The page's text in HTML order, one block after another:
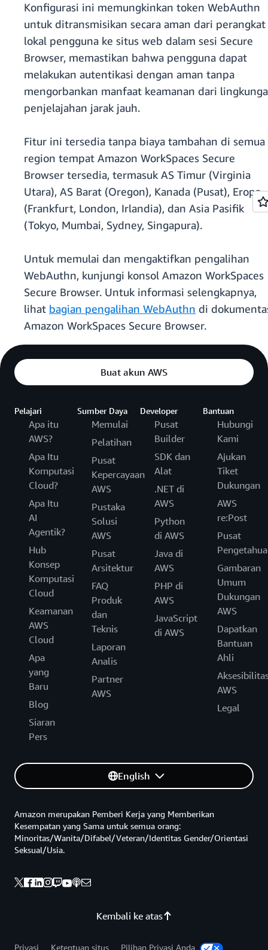
Konfigurasi ini memungkinkan token WebAuthn
untuk ditransmisikan secara aman dari perangkat
lokal pengguna ke situs web dalam sesi Secure
Browser, memastikan bahwa pengguna dapat
melakukan autentikasi dengan aman tanpa
mengorbankan manfaat keamanan dari
penjelajahan jarak jauh.
Fitur ini tersedia tanpa biaya tambahan di semua
region tempat Amazon WorkSpaces Secure
Browser tersedia, termasuk AS Timur (Virginia
Utara), AS Barat (Oregon), Kanada (Pusat), Eropa
(Frankfurt, London, Irlandia), dan Asia Pasifik
(Tokyo, Mumbai, Sydney, Singapura).
Untuk memulai dan mengaktifkan pengalihan
WebAuthn, kunjungi konsol Amazon WorkSpaces
Secure Browser. Untuk informasi selengkapnya,
lihat bagian pengalihan WebAuthn di
Amazon WorkSpaces Secure Browser.
Buat akun AWS
Pelajari
Apa itu
AWS?
Apa Itu
Komputasi
Cloud?
Apa Itu
AI
Agentik?
Hub
Konsep
Komputasi
Cloud
Keamanan
AWS
Cloud
Apa
yang
Baru
Blog
Siaran
Pers
Sumber Daya
Memulai
Pelatihan
Pusat
Kepercayaan
AWS
Pustaka
Solusi
AWS
Pusat
Arsitektur
FAQ
Produk
dan
Teknis
Laporan
Analis
Partner
AWS
Developer
Pusat
Builder
SDK dan
Alat
.NET di
AWS
Python
di AWS
Java di
AWS
PHP di
AWS
JavaScript
di AWS
Bantuan
Hubungi
Kami
Ajukan
Tiket
Dukungan
AWS
re:Post
Pusat
Gambaran
Umum
Dukungan
AWS
Dapatkan
Bantuan
Ahli
AWS
Legal
English
Kembali ke atas
Amazon merupakan Pemberi Kerja yang Memberikan
Kesempatan yang Sama untuk semua orang:
Minoritas/Wanita/Difabel/Veteran/Identitas Gender/Orientasi
Seksual/Usia.
Privasi Ketentuan situs Pilihan Privasi Anda